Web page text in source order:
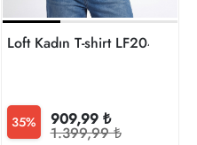
Loft Kadın T-shirt LF2040480
35% 909,99 ₺
1.399,99 ₺